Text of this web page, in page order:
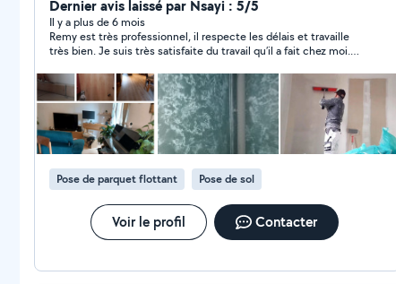
de prestige. Nous personnalisons à votre demande vos
appartements, pavillons, bureaux, locaux commerciaux
selon vos goûts et vos besoins. Nous réalisons les
travaux de peinture d'intérieur décoration murale aux
effets multiples et variée, Tadelakt, stuc vénitien,Sylver
Sand, tapisserie haut de gamme, moquettes, parquets
et autres revêtements pvc posés sur mesure avec
beaucoup de minutie. MAGIC HOME SERVICE
intervient en Eure-et-Loir et départements voisins..
Nous étudions au mieux votre projet pour vous offrir la
meilleure des prestations. Contactez-nous, nous
restons à votre écoute. Magic home, à votre service.
Siren: 802 835 439 Réglementation en rénovation
selon normes RT2020-RE2023 Rémy Sahakian
Dernier avis laissé par Nsayi : 5/5
Il y a plus de 6 mois
Remy est très professionnel, il respecte les délais et travaille
très bien. Je suis très satisfaite du travail qu’il a fait chez moi.
Pose de parquet flottant Pose de sol
Voir le profil Contacter